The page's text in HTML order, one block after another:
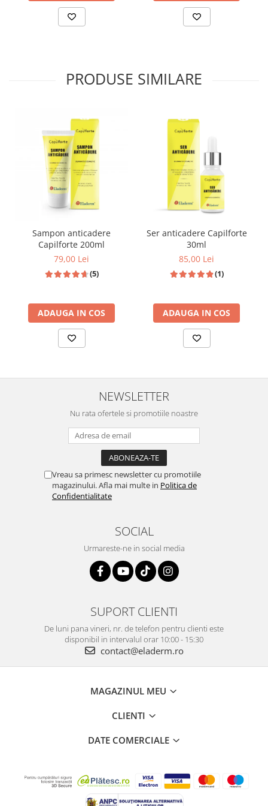
invelisul foliculului de par s-a dezvoltat mai sanatos
o radacina mai groasa si mai puternica, un fir de par mai
In concluzie, experimentul efectuat cu ajutorul produsului de
ingrijire a parului care continea Baicapil a demonstrat ca
acesta imbunatateste vizibil numarul firelor de par dar si
sanatatea acestora.
accesati pagina fiecaruia, dand click pe cel care va intereseaza:
Sampon anticadere
PRODUSE SIMILARE
Sampon anticadere
Capilforte 200ml
79,00 Lei
(5)
ADAUGA IN COS
Ser anticadere Capilforte
30ml
85,00 Lei
(1)
ADAUGA IN COS
NEWSLETTER
Nu rata ofertele si promotiile noastre
Vreau sa primesc newsletter cu promotiile
magazinului. Afla mai multe in Politica de
Confidentialitate
SOCIAL
Urmareste-ne in social media
SUPORT CLIENTI
De luni pana vineri, nr. de telefon pentru clienti este
disponibil in intervalul orar 10:00 - 15:30
contact@eladerm.ro
MAGAZINUL MEU
CLIENTI
DATE COMERCIALE